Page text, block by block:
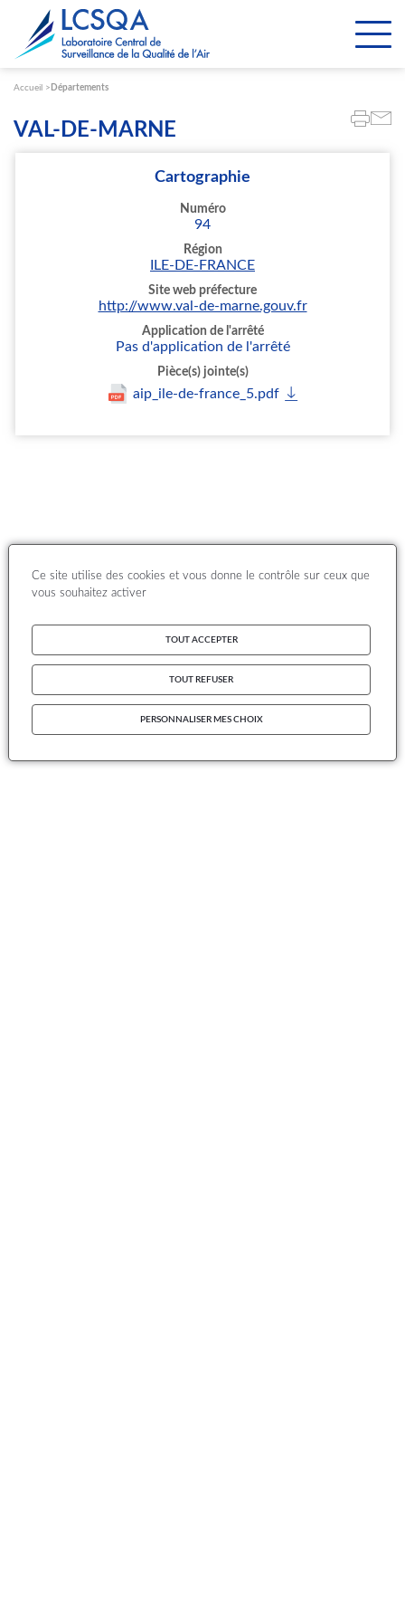
Accueil Départements
VAL-DE-MARNE
Cartographie
Numéro
94
Région
ILE-DE-FRANCE
Site web préfecture
http://www.val-de-marne.gouv.fr
Application de l'arrêté
Pas d'application de l'arrêté
Pièce(s) jointe(s)
aip_ile-de-france_5.pdf
Paramétrer les cookies
Ce site utilise des cookies et vous donne le contrôle sur ceux que
vous souhaitez activer
TOUT ACCEPTER
TOUT REFUSER
PERSONNALISER MES CHOIX